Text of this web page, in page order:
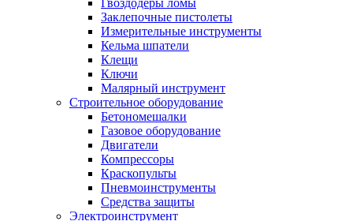
Гвоздодеры ломы
Заклепочные пистолеты
Измерительные инструменты
Кельма шпатели
Клещи
Ключи
Малярный инструмент
Строительное оборудование
Бетономешалки
Газовое оборудование
Двигатели
Компрессоры
Краскопульты
Пневмоинструменты
Средства защиты
Электроинструмент